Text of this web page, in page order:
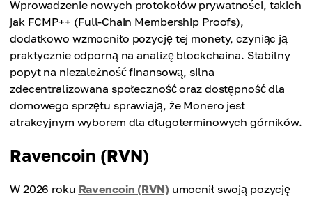
Wprowadzenie nowych protokołów prywatności, takich
jak FCMP++ (Full-Chain Membership Proofs),
dodatkowo wzmocniło pozycję tej monety, czyniąc ją
praktycznie odporną na analizę blockchaina. Stabilny
popyt na niezależność finansową, silna
zdecentralizowana społeczność oraz dostępność dla
domowego sprzętu sprawiają, że Monero jest
atrakcyjnym wyborem dla długoterminowych górników.
Ravencoin (RVN)
W 2026 roku Ravencoin (RVN) umocnił swoją pozycję